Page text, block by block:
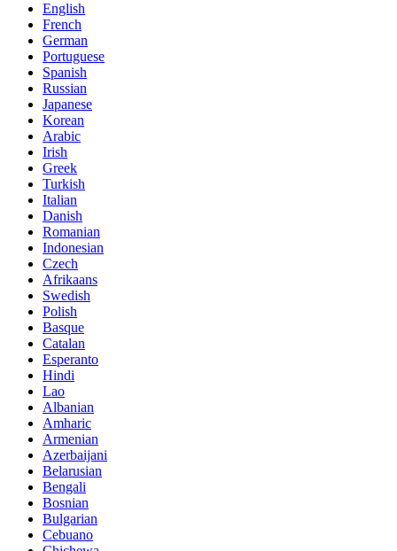
English
French
German
Portuguese
Spanish
Russian
Japanese
Korean
Arabic
Irish
Greek
Turkish
Italian
Danish
Romanian
Indonesian
Czech
Afrikaans
Swedish
Polish
Basque
Catalan
Esperanto
Hindi
Lao
Albanian
Amharic
Armenian
Azerbaijani
Belarusian
Bengali
Bosnian
Bulgarian
Cebuano